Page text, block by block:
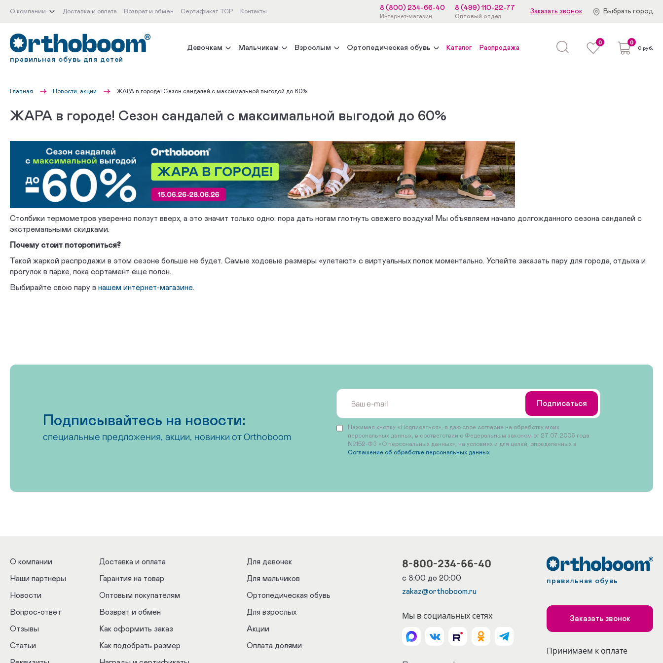
О компании Доставка и оплата Возврат и обмен Сертификат ТСР Контакты
8 (800) 234-66-40
Интернет-магазин
8 (499) 110-22-77
Оптовый отдел
Заказать звонок Выбрать город
правильная обувь для детей
Девочкам Мальчикам Взрослым Ортопедическая обувь Каталог Распродажа
0 0
0 руб.
Главная Новости, акции ЖАРА в городе! Сезон сандалей с максимальной выгодой до 60%
ЖАРА в городе! Сезон сандалей с максимальной выгодой до 60%
Столбики термометров уверенно ползут вверх, а это значит только одно: пора дать ногам глотнуть свежего воздуха! Мы объявляем начало долгожданного сезона сандалей с
экстремальными скидками.
Почему стоит поторопиться?
Такой жаркой распродажи в этом сезоне больше не будет. Самые ходовые размеры «улетают» с виртуальных полок моментально. Успейте заказать пару для города, отдыха и
прогулок в парке, пока сортамент еще полон.
Выбирайте свою пару в нашем интернет-магазине.
Подписывайтесь на новости:
специальные предложения, акции, новинки от Orthoboom
Нажимая кнопку «Подписаться», я даю свое согласие на обработку моих
персональных данных, в соответствии с Федеральным законом от 27.07.2006 года
№152-ФЗ «О персональных данных», на условиях и для целей, определенных в
Соглашение об обработке персональных данных
Подписаться
О компании
Наши партнеры
Новости
Вопрос-ответ
Отзывы
Статьи
Доставка и оплата
Гарантия на товар
Оптовым покупателям
Возврат и обмен
Как оформить заказ
Как подобрать размер
Для девочек
Для мальчиков
Ортопедическая обувь
Для взрослых
Акции
Оплата долями
8-800-234-66-40
с 8:00 до 20:00
zakaz@orthoboom.ru
Мы в социальных сетях
правильная обувь
Заказать звонок
Принимаем к оплате